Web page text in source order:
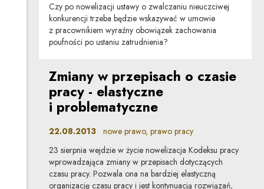
Czy po nowelizacji ustawy o zwalczaniu nieuczciwej
konkurencji trzeba będzie wskazywać w umowie
z pracownikiem wyraźny obowiązek zachowania
poufności po ustaniu zatrudnienia?
Zmiany w przepisach o czasie
pracy - elastyczne
i problematyczne
22.08.2013 nowe prawo, prawo pracy
23 sierpnia wejdzie w życie nowelizacja Kodeksu pracy
wprowadzająca zmiany w przepisach dotyczących
czasu pracy. Pozwala ona na bardziej elastyczną
organizację czasu pracy i jest kontynuacją rozwiązań,